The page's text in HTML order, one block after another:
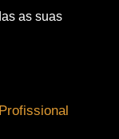
as suas